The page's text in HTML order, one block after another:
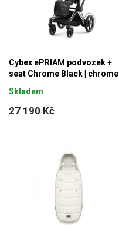
Cybex ePRIAM podvozek +
seat Chrome Black | chrome
27 190 Kč
Skladem